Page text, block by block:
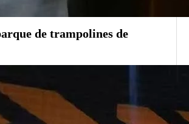
de trampolines de